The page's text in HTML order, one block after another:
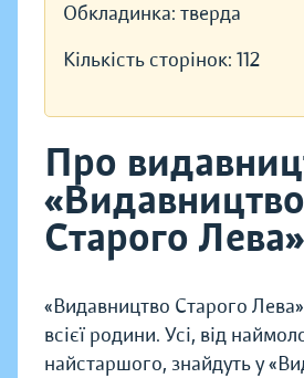
Обкладинка: тверда
Кількість сторінок: 112
Про
«Видавництво
Старого Лева»
«Видавництво Старого
всієї родини. Усі, від
найстаршого, знайдуть у